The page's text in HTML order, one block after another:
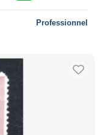
Professionnel